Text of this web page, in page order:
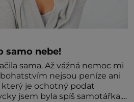
samo nebe!
sama. Až vážná nemoc mi
nejsou peníze ani
který je ochotný podat
jsem byla spíš samotářka.